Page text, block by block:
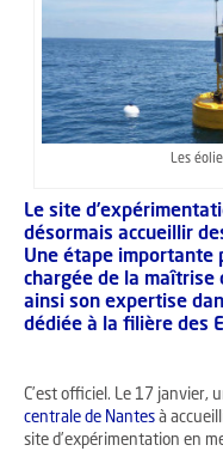
Les
Le site
désormais accueillir
Une étape importante
chargée de la maîtrise
ainsi son expertise
dédiée à la filière des
C’est officiel. Le 17
centrale de Nantes à
site d’expérimentation en